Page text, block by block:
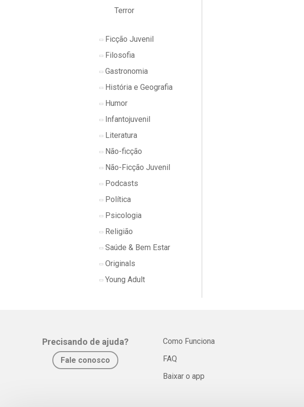
Terror
Ficção Juvenil
Filosofia
Gastronomia
História e Geografia
Humor
Infantojuvenil
Literatura
Não-ficção
Não-Ficção Juvenil
Podcasts
Política
Psicologia
Religião
Saúde & Bem Estar
Originals
Young Adult
Precisando de ajuda?
Fale conosco
Como Funciona
FAQ
Baixar o app